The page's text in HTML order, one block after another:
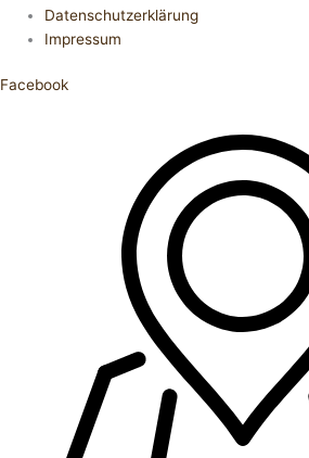
Datenschutzerklärung
Impressum
Facebook